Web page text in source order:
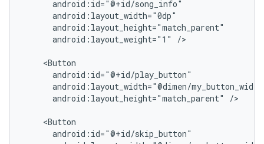
android:layout_weight="1"
/>
android:layout_height="match_parent" />